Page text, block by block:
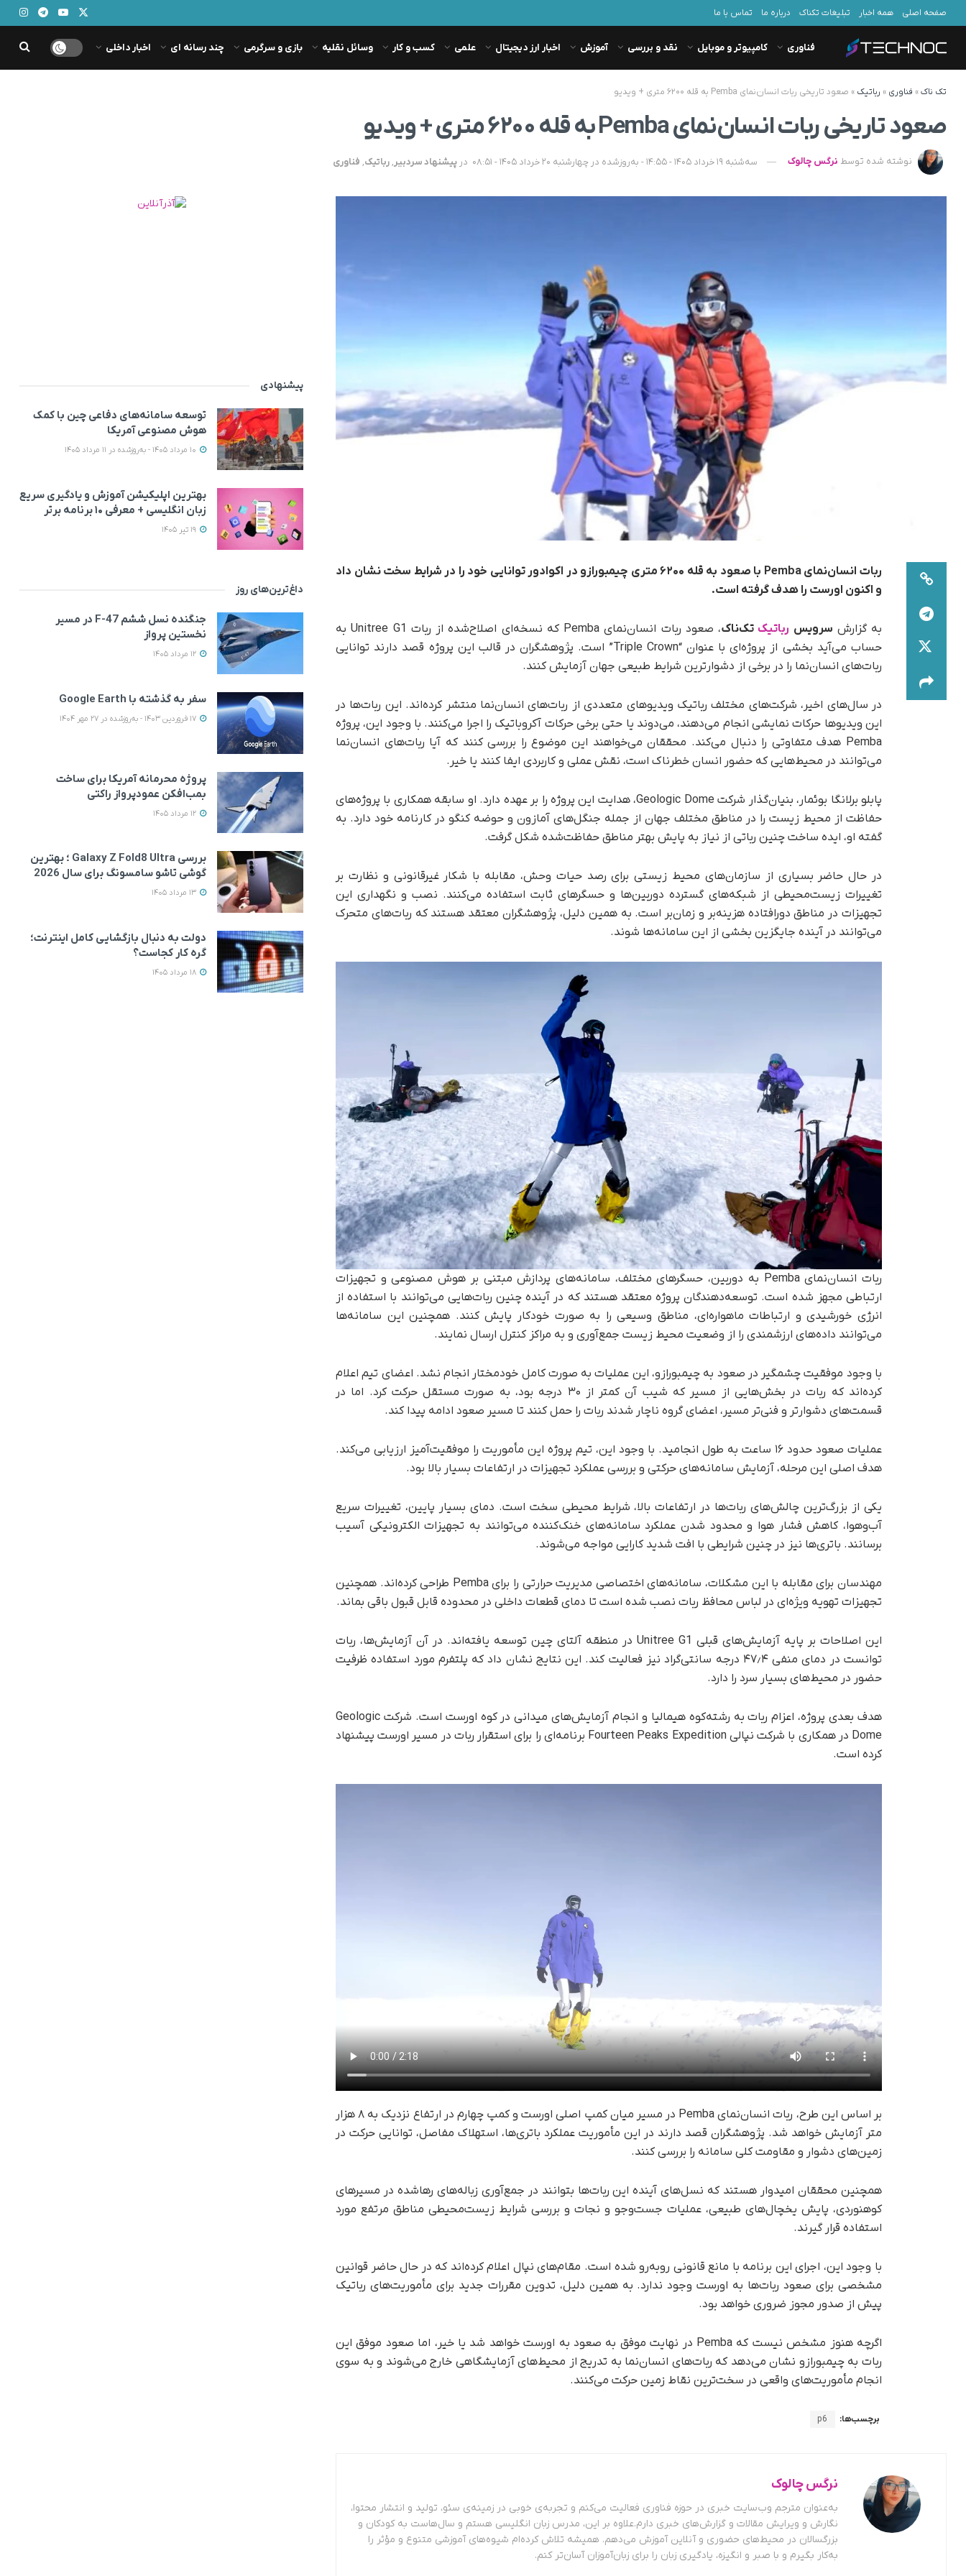
صفحه اصلی همه اخبار تبلیغات تکناک درباره ما تماس با ما
فناوری کامپیوتر و موبایل نقد و بررسی آموزش اخبار ارز دیجیتال علمی کسب و کار وسائل نقلیه بازی و سرگرمی چند رسانه ای اخبار داخلی
تک ناک» فناوری » رباتیک » صعود تاریخی ربات انسان‌نمای Pemba به قله ۶۲۰۰ متری + ویدیو
صعود تاریخی ربات انسان‌نمای Pemba به قله ۶۲۰۰ متری + ویدیو
نوشته شده توسط نرگس چالوک سه‌شنبه 19 خرداد 1405 - 14:55 - به‌روزشده در چهارشنبه 20 خرداد 1405 - 08:51 در پیشنهاد سردبیر,رباتیک, فناوری
ربات انسان‌نمای Pemba با صعود به قله ۶۲۰۰ متری چیمبورازو در اکوادور توانایی خود را در شرایط سخت نشان داد
و اکنون اورست را هدف گرفته است.
به گزارش سرویس رباتیک تک‌ناک
، صعود ربات انسان‌نمای Pemba که نسخه‌ای اصلاح‌شده از ربات Unitree G1 به
حساب می‌آید بخشی از پروژه‌ای با عنوان “Triple Crown” است. پژوهشگران در قالب این پروژه قصد دارند توانایی
ربات‌های انسان‌نما را در برخی از دشوارترین شرایط طبیعی جهان آزمایش کنند.
در سال‌های اخیر، شرکت‌های مختلف رباتیک ویدیوهای متعددی از ربات‌های انسان‌نما منتشر کرده‌اند. این ربات‌ها در
این ویدیوها حرکات نمایشی انجام می‌دهند، می‌دوند یا حتی برخی حرکات آکروباتیک را اجرا می‌کنند. با وجود این، پروژه
Pemba هدف متفاوتی را دنبال می‌کند. محققان می‌خواهند این موضوع را بررسی کنند که آیا ربات‌های انسان‌نما
می‌توانند در محیط‌هایی که حضور انسان خطرناک است، نقش عملی و کاربردی ایفا کنند یا خیر.
پابلو برلانگا بوئمار، بنیان‌گذار شرکت Geologic Dome، هدایت این پروژه را بر عهده دارد. او سابقه همکاری با پروژه‌های
حفاظت از محیط زیست را در مناطق مختلف جهان از جمله جنگل‌های آمازون و حوضه کنگو در کارنامه خود دارد. به
گفته او، ایده ساخت چنین رباتی از نیاز به پایش بهتر مناطق حفاظت‌شده شکل گرفت.
در حال حاضر بسیاری از سازمان‌های محیط زیستی برای رصد حیات وحش، مقابله با شکار غیرقانونی و نظارت بر
تغییرات زیست‌محیطی از شبکه‌های گسترده دوربین‌ها و حسگرهای ثابت استفاده می‌کنند. نصب و نگهداری این
تجهیزات در مناطق دورافتاده هزینه‌بر و زمان‌بر است. به همین دلیل، پژوهشگران معتقد هستند که ربات‌های متحرک
می‌توانند در آینده جایگزین بخشی از این سامانه‌ها شوند.
ربات انسان‌نمای Pemba به دوربین، حسگرهای مختلف، سامانه‌های پردازش مبتنی بر هوش مصنوعی و تجهیزات
ارتباطی مجهز شده است. توسعه‌دهندگان پروژه معتقد هستند که در آینده چنین ربات‌هایی می‌توانند با استفاده از
انرژی خورشیدی و ارتباطات ماهواره‌ای، مناطق وسیعی را به‌ صورت خودکار پایش کنند. همچنین این سامانه‌ها
می‌توانند داده‌های ارزشمندی را از وضعیت محیط زیست جمع‌آوری و به مراکز کنترل ارسال نمایند.
با وجود موفقیت چشمگیر در صعود به چیمبورازو، این عملیات به‌ صورت کامل خودمختار انجام نشد. اعضای تیم اعلام
کرده‌اند که ربات در بخش‌هایی از مسیر که شیب آن کمتر از ۳۰ درجه بود، به‌ صورت مستقل حرکت کرد. اما در
قسمت‌های دشوارتر و فنی‌تر مسیر، اعضای گروه ناچار شدند ربات را حمل کنند تا مسیر صعود ادامه پیدا کند.
عملیات صعود حدود ۱۶ ساعت به طول انجامید. با وجود این، تیم پروژه این مأموریت را موفقیت‌آمیز ارزیابی می‌کند.
هدف اصلی این مرحله، آزمایش سامانه‌های حرکتی و بررسی عملکرد تجهیزات در ارتفاعات بسیار بالا بود.
یکی از بزرگ‌ترین چالش‌های ربات‌ها در ارتفاعات بالا، شرایط محیطی سخت است. دمای بسیار پایین، تغییرات سریع
آب‌وهوا، کاهش فشار هوا و محدود شدن عملکرد سامانه‌های خنک‌کننده می‌توانند به تجهیزات الکترونیکی آسیب
برسانند. باتری‌ها نیز در چنین شرایطی با افت شدید کارایی مواجه می‌شوند.
مهندسان برای مقابله با این مشکلات، سامانه‌های اختصاصی مدیریت حرارتی را برای Pemba طراحی کرده‌اند. همچنین
تجهیزات تهویه ویژه‌ای در لباس محافظ ربات نصب شده است تا دمای قطعات داخلی در محدوده قابل قبول باقی بماند.
این اصلاحات بر پایه آزمایش‌های قبلی Unitree G1 در منطقه آلتای چین توسعه یافته‌اند. در آن آزمایش‌ها، ربات
توانست در دمای منفی ۴۷٫۴ درجه سانتی‌گراد نیز فعالیت کند. این نتایج نشان داد که پلتفرم مورد استفاده ظرفیت
حضور در محیط‌های بسیار سرد را دارد.
هدف بعدی پروژه، اعزام ربات به رشته‌کوه هیمالیا و انجام آزمایش‌های میدانی در کوه اورست است. شرکت Geologic
Dome در همکاری با شرکت نپالی Fourteen Peaks Expedition برنامه‌ای را برای استقرار ربات در مسیر اورست پیشنهاد
کرده است.
بر اساس این طرح، ربات انسان‌نمای Pemba در مسیر میان کمپ اصلی اورست و کمپ چهارم در ارتفاع نزدیک به ۸ هزار
متر آزمایش خواهد شد. پژوهشگران قصد دارند در این مأموریت عملکرد باتری‌ها، استهلاک مفاصل، توانایی حرکت در
زمین‌های دشوار و مقاومت کلی سامانه را بررسی کنند.
همچنین محققان امیدوار هستند که نسل‌های آینده این ربات‌ها بتوانند در جمع‌آوری زباله‌های رهاشده در مسیرهای
کوهنوردی، پایش یخچال‌های طبیعی، عملیات جست‌وجو و نجات و بررسی شرایط زیست‌محیطی مناطق مرتفع مورد
استفاده قرار گیرند.
با وجود این، اجرای این برنامه با مانع قانونی روبه‌رو شده است. مقام‌های نپال اعلام کرده‌اند که در حال حاضر قوانین
مشخصی برای صعود ربات‌ها به اورست وجود ندارد. به همین دلیل، تدوین مقررات جدید برای مأموریت‌های رباتیک
پیش از صدور مجوز ضروری خواهد بود.
اگرچه هنوز مشخص نیست که Pemba در نهایت موفق به صعود به اورست خواهد شد یا خیر، اما صعود موفق این
ربات به چیمبورازو نشان می‌دهد که ربات‌های انسان‌نما به‌ تدریج از محیط‌های آزمایشگاهی خارج می‌شوند و به سوی
انجام مأموریت‌های واقعی در سخت‌ترین نقاط زمین حرکت می‌کنند.
برچسب‌ها: p6
نرگس چالوک
به‌عنوان مترجم وب‌سایت خبری در حوزه فناوری فعالیت می‌کنم و تجربه‌ی خوبی در زمینه‌ی سئو، تولید و انتشار محتوا،
نگارش و ویرایش مقالات و گزارش‌های خبری دارم.علاوه بر این، مدرس زبان انگلیسی هستم و سال‌هاست به کودکان و
بزرگسالان در محیط‌های حضوری و آنلاین آموزش می‌دهم. همیشه تلاش کرده‌ام شیوه‌های آموزشی متنوع و مؤثر را
به‌کار بگیرم و با صبر و انگیزه، یادگیری زبان را برای زبان‌آموزان آسان‌تر کنم.
پیشنهادی
توسعه سامانه‌های دفاعی چین با کمک
هوش مصنوعی آمریکا
بهترین اپلیکیشن آموزش و یادگیری سریع
زبان انگلیسی + معرفی ۱۰ برنامه برتر
داغ‌ترین‌های روز
جنگنده نسل ششم F-47 در مسیر
نخستین پرواز
سفر به گذشته با Google Earth
پروژه محرمانه آمریکا برای ساخت
بمب‌افکن عمودپرواز راکتی
بررسی Galaxy Z Fold8 Ultra ؛ بهترین
گوشی تاشو سامسونگ برای سال 2026
دولت به دنبال بازگشایی کامل اینترنت؛
گره کار کجاست؟